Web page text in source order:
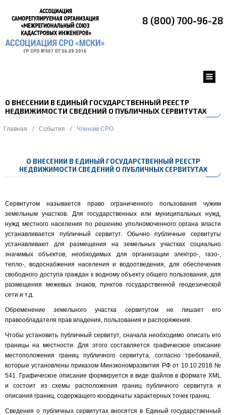
8 (800) 700-96-28
О ВНЕСЕНИИ В ЕДИНЫЙ ГОСУДАРСТВЕННЫЙ РЕЕСТР
НЕДВИЖИМОСТИ СВЕДЕНИЙ О ПУБЛИЧНЫХ СЕРВИТУТАХ
Главная / События / Членам СРО
О ВНЕСЕНИИ В ЕДИНЫЙ ГОСУДАРСТВЕННЫЙ РЕЕСТР
НЕДВИЖИМОСТИ СВЕДЕНИЙ О ПУБЛИЧНЫХ СЕРВИТУТАХ
Сервитутом называется право ограниченного пользования чужим
земельным участков. Для государственных или муниципальных нужд,
нужд местного населения по решению уполномоченного органа власти
устанавливается публичный сервитут. Обычно публичные сервитуты
устанавливают для размещения на земельных участках социально
значимых объектов, необходимых для организации электро-, газо-,
тепло-, водоснабжения населения и водоотведения, для обеспечения
свободного доступа граждан к водному объекту общего пользования, для
размещения межевых знаков, пунктов государственной геодезической
сети и т.д.
Обременение земельного участка сервитутом не лишает его
правообладателя прав владения, пользования и распоряжения.
Чтобы установить публичный сервитут, сначала необходимо описать его
границы на местности. Для этого составляется графическое описание
местоположения границ публичного сервитута, согласно требований,
которые установлены приказом Минэкономразвития РФ от 10.10.2018 №
541. Графическое описание формируется в виде файлов в формате XML
и состоит из схемы расположения границ публичного сервитута и
описания границ, содержащего координаты характерных точек границ.
Сведения о публичных сервитутах вносятся в Единый государственный